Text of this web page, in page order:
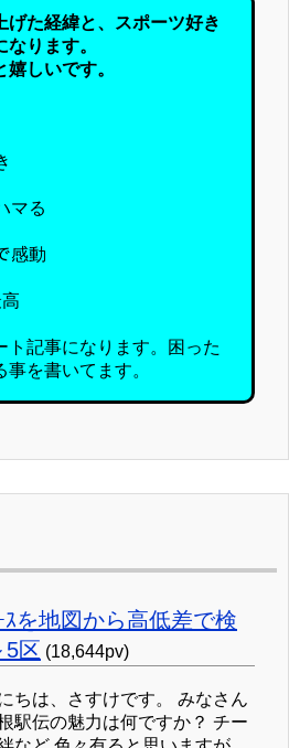
げた経緯と、スポーツ好き
ります。
しいです。
マる
感動
ト記事になります。困った
を書いてます。
を地図から高低差で検
5区 (18,644pv)
ちは、さすけです。 みなさん
駅伝の魅力は何ですか？ チー